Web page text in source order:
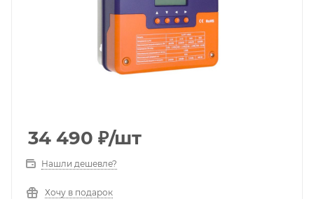
34 490 ₽/шт
Нашли дешевле?
Хочу в подарок